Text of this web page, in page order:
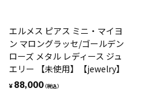
エルメス ピアス ミニ・マイヨ
ン マロングラッセ/ゴールデン
ローズ メタル レディース ジュ
エリー 【未使用】【jewelry】
¥ 88,000（税込）